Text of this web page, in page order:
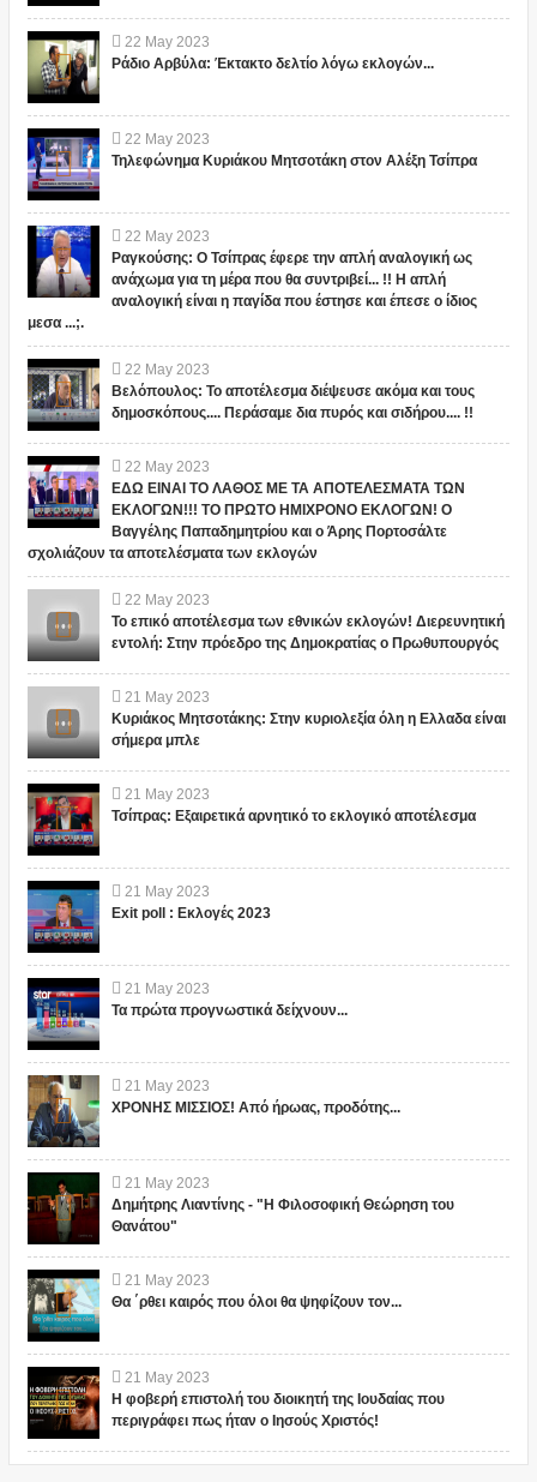
22 May 2023
Ράδιο Αρβύλα: Έκτακτο δελτίο λόγω εκλογών...
22 May 2023
Τηλεφώνημα Κυριάκου Μητσοτάκη στον Αλέξη Τσίπρα
22 May 2023
Ραγκούσης: Ο Τσίπρας έφερε την απλή αναλογική ως
ανάχωμα για τη μέρα που θα συντριβεί... !! Η απλή
αναλογική είναι η παγίδα που έστησε και έπεσε ο ίδιος
μεσα ...;.
22 May 2023
Βελόπουλος: Το αποτέλεσμα διέψευσε ακόμα και τους
δημοσκόπους.... Περάσαμε δια πυρός και σιδήρου.... !!
22 May 2023
ΕΔΩ ΕΙΝΑΙ ΤΟ ΛΑΘΟΣ ΜΕ ΤΑ ΑΠΟΤΕΛΕΣΜΑΤΑ ΤΩΝ
ΕΚΛΟΓΩΝ!!! ΤΟ ΠΡΩΤΟ ΗΜΙΧΡΟΝΟ ΕΚΛΟΓΩΝ! Ο
Βαγγέλης Παπαδημητρίου και ο Άρης Πορτοσάλτε
σχολιάζουν τα αποτελέσματα των εκλογών
22 May 2023
Το επικό αποτέλεσμα των εθνικών εκλογών! Διερευνητική
εντολή: Στην πρόεδρο της Δημοκρατίας ο Πρωθυπουργός
21 May 2023
Κυριάκος Μητσοτάκης: Στην κυριολεξία όλη η Ελλαδα είναι
σήμερα μπλε
21 May 2023
Τσίπρας: Εξαιρετικά αρνητικό το εκλογικό αποτέλεσμα
21 May 2023
Exit poll : Εκλογές 2023
21 May 2023
Τα πρώτα προγνωστικά δείχνουν...
21 May 2023
ΧΡΟΝΗΣ ΜΙΣΣΙΟΣ! Από ήρωας, προδότης...
21 May 2023
Δημήτρης Λιαντίνης - "Η Φιλοσοφική Θεώρηση του
Θανάτου"
21 May 2023
Θα ΄ρθει καιρός που όλοι θα ψηφίζουν τον...
21 May 2023
Η φοβερή επιστολή του διοικητή της Ιουδαίας που
περιγράφει πως ήταν ο Ιησούς Χριστός!